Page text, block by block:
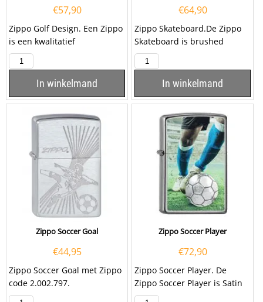
€57,90
Zippo Golf Design. Een Zippo
is een kwalitatief
goede aansteker met de
welbekende...
In winkelmand
€64,90
Zippo Skateboard.De Zippo
Skateboard is brushed
chrome afgewerkt met aan
de voorzijde een embleem...
In winkelmand
Zippo Soccer Goal
€44,95
Zippo Soccer Goal met Zippo
code 2.002.797.
Zippo Soccer Player
€72,90
Zippo Soccer Player. De
Zippo Soccer Player is Satin
chrome afgewerkt met aan